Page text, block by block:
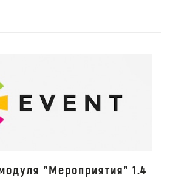
"Мероприятия" 1.4